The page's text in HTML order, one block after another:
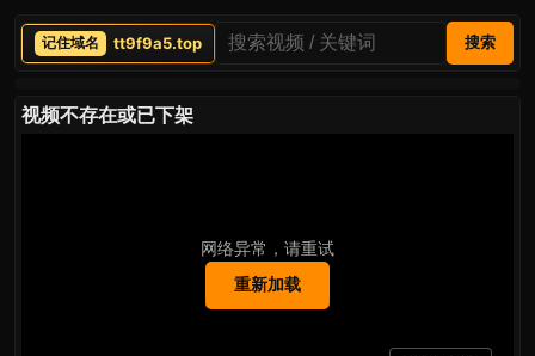
tt9f9a5.top 搜索
视频不存在或已下架
网络异常，请重试
重新加载